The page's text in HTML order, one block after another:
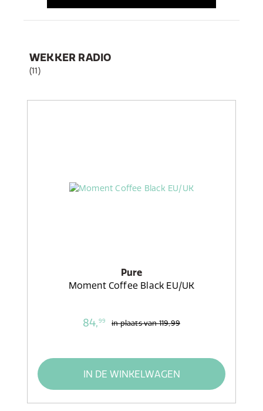
WEKKER RADIO
(11)
Pure
Moment Coffee Black EU/UK
84,99 in plaats van119,99
IN DE WINKELWAGEN